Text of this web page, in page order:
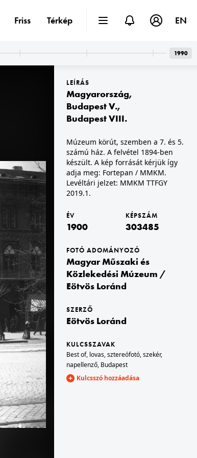
A felvétel 1900 előtt készült. A kép forrását kérjük így adja meg: Fortepan / MMKM. Levéltári jelzet: MMKM TTFGY 2019.1.
1900
A felvétel 1900 előtt készült. A kép forrását kérjük így adja meg: Fortepan / MMKM. Levéltári jelzet: MMKM TTFGY 2019.1.
1900 · Budapest V.
kilátás a Magyar Tudományos Akadémia épületéből a Széchenyi Lánchíd és a Királyi Palota (később Budavári Palota) felé. A felvétel 1894-ben készült. A kép forrását kérjük így adja meg: Fortepan / MMKM. Levéltári jelzet: MMKM TTFGY 2019.1.
LEÍRÁS
Magyarország,
Budapest V.,
Budapest VIII.
Múzeum körút, szemben a 7. és 5.
számú ház. A felvétel 1894-ben
készült. A kép forrását kérjük így
adja meg: Fortepan / MMKM.
Levéltári jelzet: MMKM TTFGY
2019.1.
ÉV
1900
KÉPSZÁM
303485
FOTÓ ADOMÁNYOZÓ
Magyar Műszaki és
Közlekedési Múzeum /
Eötvös Loránd
SZERZŐ
Eötvös Loránd
KULCSSZAVAK
Best of, lovas,sztereófotó,szekér,
napellenző, Budapest
Kulcsszó hozzáadása
Friss Térkép EN
1990